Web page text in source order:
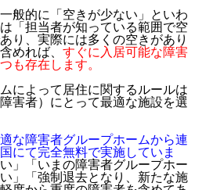
般的に「空きが少ない」といわ
「担当者が知っている範囲で空
り、実際には多くの空きがあり
めれば、 すぐに入居可能な障害
も存在します。
によって居住に関するルールは
害者）にとって最適な施設を選
な障害者グループホームから連
にて完全無料で実施していま
」「いまの障害者グループホー
」「強制退去となり、新たな施